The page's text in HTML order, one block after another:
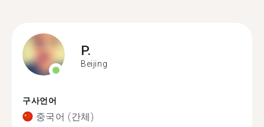
P.
Beijing
구사언어
중국어 (간체)